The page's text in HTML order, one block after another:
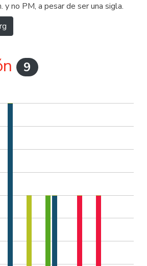
y no PM, a pesar de ser una sigla.
9